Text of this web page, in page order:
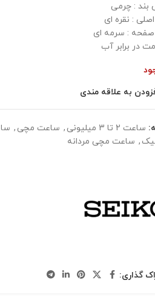
: چرمی
: نقره ای
: سرمه ای
در برابر آب
به علاقه مندی
ساعت 2 تا 3 میلیونی , ساعت مچی ,
, ساعت مچی مردانه
گذاری: